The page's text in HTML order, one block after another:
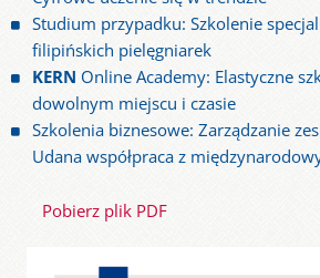
Studium przypadku: Szkolenie
filipińskich pielęgniarek
KERN Online Academy: Elastyczne
dowolnym miejscu i czasie
Szkolenia biznesowe: Zarządzanie
Udana współpraca z
Pobierz plik PDF